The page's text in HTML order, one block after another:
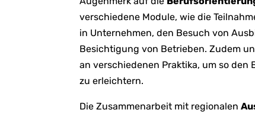
verschiedene Module, wie die
in Unternehmen, den Besuch von
Besichtigung von Betrieben. Zudem
an verschiedenen Praktika, um so den
zu erleichtern.
Die Zusammenarbeit mit regionalen